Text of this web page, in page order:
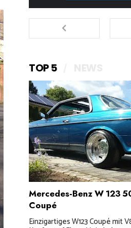
TOP 5
Mercedes-Benz W 123
Coupé
Einzigartiges W123 Coupé mit